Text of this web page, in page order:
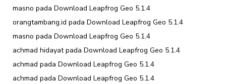
masno pada Download Leapfrog Geo 5.1.4
orangtambang.id pada Download Leapfrog Geo 5.1.4
masno pada Download Leapfrog Geo 5.1.4
achmad hidayatpada Download Leapfrog Geo 5.1.4
achmad pada Download Leapfrog Geo 5.1.4
achmad pada Download Leapfrog Geo 5.1.4